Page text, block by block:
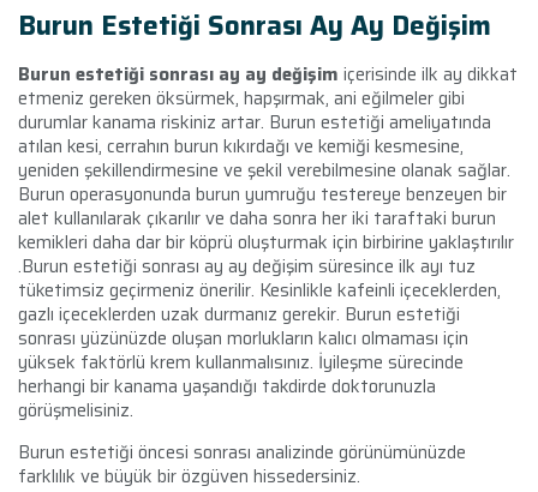
Burun Estetiği Sonrası Ay Ay Değişim
Burun estetiği sonrası ay ay değişim içerisinde ilk ay dikkat
etmeniz gereken öksürmek, hapşırmak, ani eğilmeler gibi
durumlar kanama riskiniz artar. Burun estetiği ameliyatında
atılan kesi, cerrahın burun kıkırdağı ve kemiği kesmesine,
yeniden şekillendirmesine ve şekil verebilmesine olanak sağlar.
Burun operasyonunda burun yumruğu testereye benzeyen bir
alet kullanılarak çıkarılır ve daha sonra her iki taraftaki burun
kemikleri daha dar bir köprü oluşturmak için birbirine yaklaştırılır
.Burun estetiği sonrası ay ay değişim süresince ilk ayı tuz
tüketimsiz geçirmeniz önerilir. Kesinlikle kafeinli içeceklerden,
gazlı içeceklerden uzak durmanız gerekir. Burun estetiği
sonrası yüzünüzde oluşan morlukların kalıcı olmaması için
yüksek faktörlü krem kullanmalısınız. İyileşme sürecinde
herhangi bir kanama yaşandığı takdirde doktorunuzla
görüşmelisiniz.
Burun estetiği öncesi sonrası analizinde görünümünüzde
farklılık ve büyük bir özgüven hissedersiniz.